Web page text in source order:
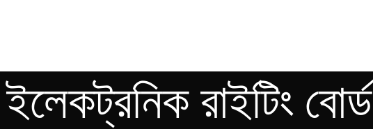
ইলেকট্রনিক রাইটিং বোর্ড